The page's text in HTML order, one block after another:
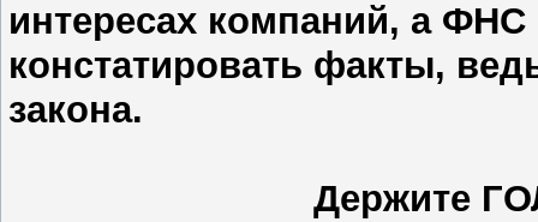
интересах компаний, а ФНС
констатировать факты,
закона.
Держите